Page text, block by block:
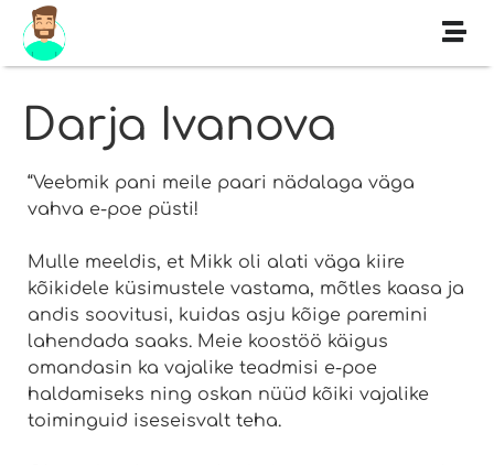
Darja Ivanova
“Veebmik pani meile paari nädalaga väga
vahva e-poe püsti!
Mulle meeldis, et Mikk oli alati väga kiire
kõikidele küsimustele vastama, mõtles kaasa ja
andis soovitusi, kuidas asju kõige paremini
lahendada saaks. Meie koostöö käigus
omandasin ka vajalike teadmisi e-poe
haldamiseks ning oskan nüüd kõiki vajalike
toiminguid iseseisvalt teha.